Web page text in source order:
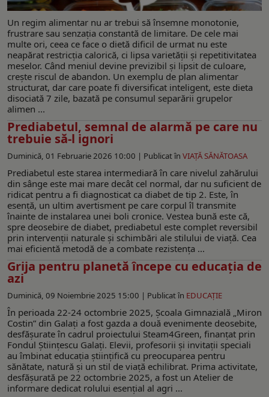
Un regim alimentar nu ar trebui să însemne monotonie,
frustrare sau senzația constantă de limitare. De cele mai
multe ori, ceea ce face o dietă dificil de urmat nu este
neapărat restricția calorică, ci lipsa varietății și repetitivitatea
meselor. Când meniul devine previzibil și lipsit de culoare,
crește riscul de abandon. Un exemplu de plan alimentar
structurat, dar care poate fi diversificat inteligent, este dieta
disociată 7 zile, bazată pe consumul separării grupelor
alimen ...
Prediabetul, semnal de alarmă pe care nu
trebuie să-l ignori
Duminică, 01 Februarie 2026 10:00 | Publicat în VIAŢĂ SĂNĂTOASA
Prediabetul este starea intermediară în care nivelul zahărului
din sânge este mai mare decât cel normal, dar nu suficient de
ridicat pentru a fi diagnosticat ca diabet de tip 2. Este, în
esență, un ultim avertisment pe care corpul îl transmite
înainte de instalarea unei boli cronice. Vestea bună este că,
spre deosebire de diabet, prediabetul este complet reversibil
prin intervenții naturale și schimbări ale stilului de viață. Cea
mai eficientă metodă de a combate rezistența ...
Grija pentru planetă începe cu educația de
azi
Duminică, 09 Noiembrie 2025 15:00 | Publicat în EDUCAŢIE
În perioada 22-24 octombrie 2025, Școala Gimnazială „Miron
Costin” din Galați a fost gazda a două evenimente deosebite,
desfășurate în cadrul proiectului Steam4Green, finanțat prin
Fondul Științescu Galați. Elevii, profesorii și invitații speciali
au îmbinat educația științifică cu preocuparea pentru
sănătate, natură și un stil de viață echilibrat. Prima activitate,
desfășurată pe 22 octombrie 2025, a fost un Atelier de
informare dedicat rolului esențial al agri ...